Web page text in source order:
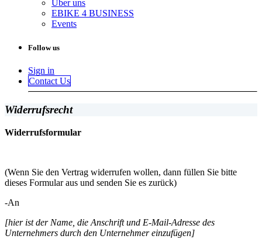
Über uns
EBIKE 4 BUSINESS
Events
Follow us
Sign in
Contact Us
Widerrufsrecht
Widerrufsformular
(Wenn Sie den Vertrag widerrufen wollen, dann füllen Sie bitte
dieses Formular aus und senden Sie es zurück)
-An
[hier ist der Name, die Anschrift und E-Mail-Adresse des
Unternehmers durch den Unternehmer einzufügen]